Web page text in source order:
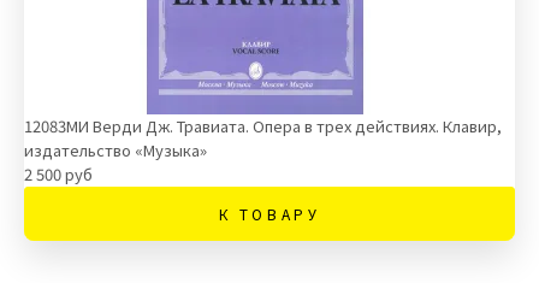
12083МИ Верди Дж. Травиата. Опера в трех действиях. Клавир,
издательство «Музыка»
2 500 руб
К ТОВАРУ